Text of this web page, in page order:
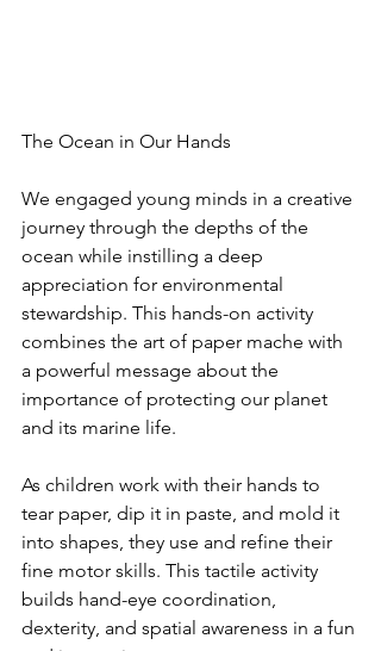
The Ocean in Our Hands
We engaged young minds in a creative
journey through the depths of the
ocean while instilling a deep
appreciation for environmental
stewardship. This hands-on activity
combines the art of paper mache with
a powerful message about the
importance of protecting our planet
and its marine life.
As children work with their hands to
tear paper, dip it in paste, and mold it
into shapes, they use and refine their
fine motor skills. This tactile activity
builds hand-eye coordination,
dexterity, and spatial awareness in a fun